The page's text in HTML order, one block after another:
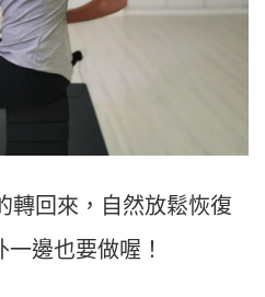
轉回來，自然放鬆恢復
邊也要做喔！